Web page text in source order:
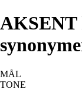
AKSENT
MÅL
TONE